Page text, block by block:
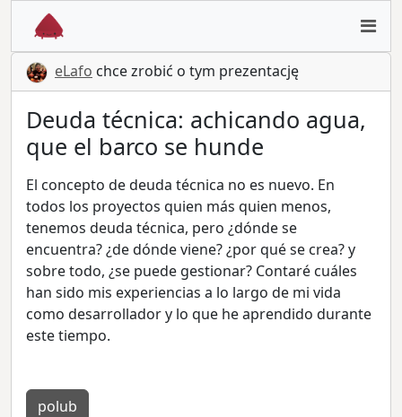
eLafo chce zrobić o tym prezentację
Deuda técnica: achicando agua,
que el barco se hunde
El concepto de deuda técnica no es nuevo. En
todos los proyectos quien más quien menos,
tenemos deuda técnica, pero ¿dónde se
encuentra? ¿de dónde viene? ¿por qué se crea? y
sobre todo, ¿se puede gestionar? Contaré cuáles
han sido mis experiencias a lo largo de mi vida
como desarrollador y lo que he aprendido durante
este tiempo.
polub